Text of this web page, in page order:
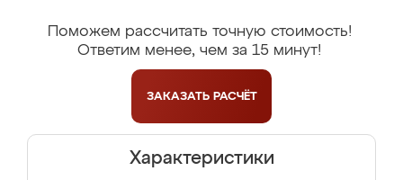
Поможем рассчитать точную стоимость!
Ответим менее, чем за 15 минут!
ЗАКАЗАТЬ РАСЧЁТ
Характеристики